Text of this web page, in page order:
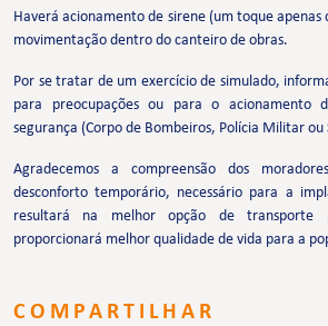
Haverá acionamento de sirene (um toque apenas
movimentação dentro do canteiro de obras.
Por se tratar de um exercício de simulado,
para preocupações ou para o acionamento
segurança (Corpo de Bombeiros, Polícia Militar ou
Agradecemos a compreensão dos
desconforto temporário, necessário para a
resultará na melhor opção de transporte
proporcionará melhor qualidade de vida para a
COMPARTILHAR